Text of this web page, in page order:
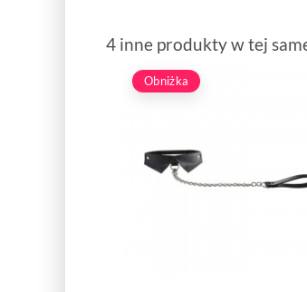
4 inne produkty w tej
Obniżka